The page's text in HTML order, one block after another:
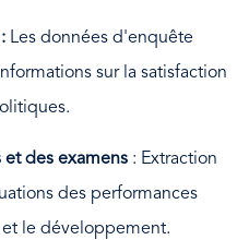
Les données d'enquête
sur la satisfaction
des examens: Extraction
des performances
le développement.